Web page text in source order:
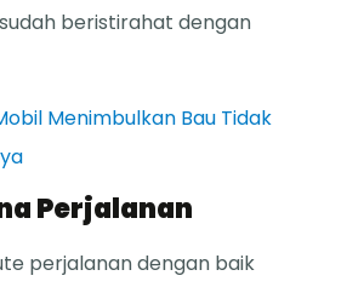
beristirahat dengan
Menimbulkan Bau Tidak
Perjalanan
perjalanan dengan baik